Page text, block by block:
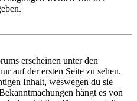
erscheinen unter den
auf der ersten Seite zu sehen.
Inhalt, weswegen du sie
hängt es von